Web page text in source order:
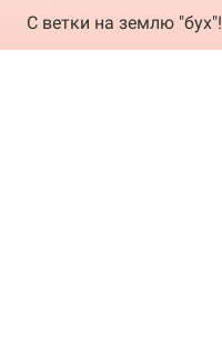
С ветки на землю "бух"!